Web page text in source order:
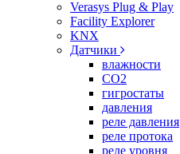
Verasys Plug & Play
Facility Explorer
KNX
Датчики
влажности
CO2
гигростаты
давления
реле давления
реле протока
реле уровня